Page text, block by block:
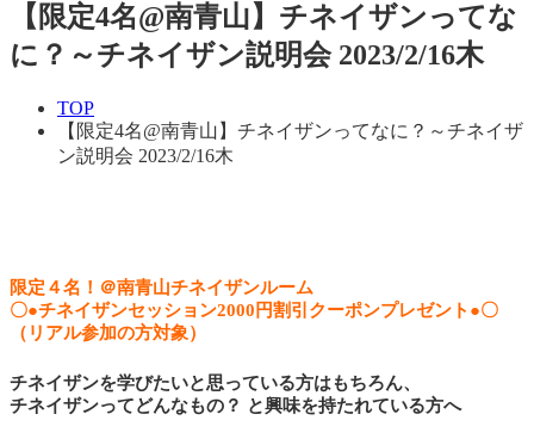
【限定4名@南青山】チネイザンってな
に？～チネイザン説明会 2023/2/16木
TOP
【限定4名@南青山】チネイザンってなに？～チネイザ
ン説明会 2023/2/16木
限定４名！＠南青山チネイザンルーム
〇●チネイザンセッション2000円割引クーポンプレゼント●〇
（リアル参加の方対象）
チネイザンを学びたいと思っている方はもちろん、
チネイザンってどんなもの？ と興味を持たれている方へ